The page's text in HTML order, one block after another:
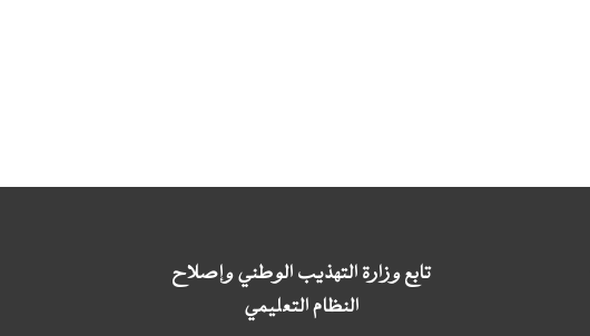
تابع وزارة التهذيب الوطني وإصلاح
النظام التعليمي